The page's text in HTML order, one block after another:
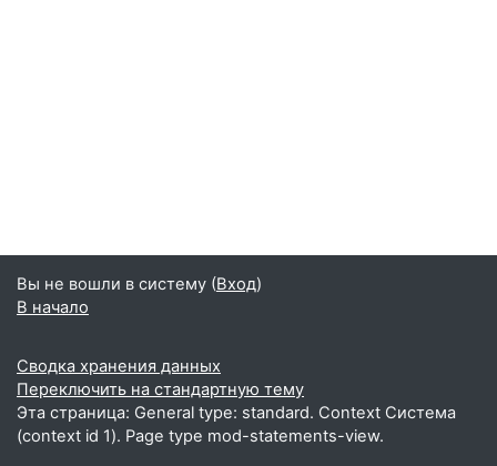
Вы не вошли в систему (Вход)
В начало
Сводка хранения данных
Переключить на стандартную тему
Эта страница: General type: standard. Context Система
(context id 1). Page type mod-statements-view.